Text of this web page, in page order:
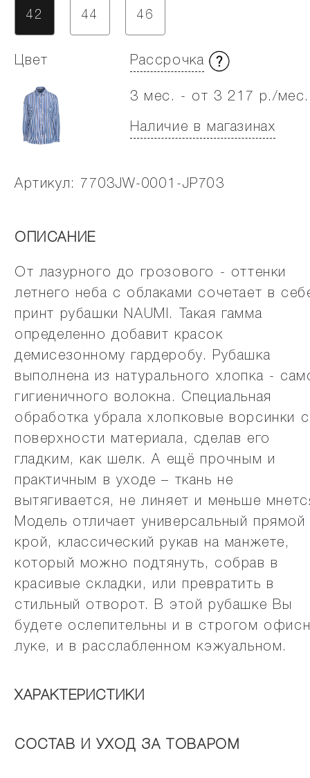
42 44 46
Цвет Рассрочка
3 мес. - от 3 217 р./мес.
Наличие в магазинах
Артикул: 7703JW-0001-JP703
ОПИСАНИЕ
От лазурного до грозового - оттенки
летнего неба с облаками сочетает в
принт рубашки NAUMI. Такая гамма
определенно добавит красок
демисезонному гардеробу. Рубашка
выполнена из натурального хлопка -
гигиеничного волокна. Специальная
обработка убрала хлопковые ворсинки с
поверхности материала, сделав его
гладким, как шелк. А ещё прочным и
практичным в уходе – ткань не
вытягивается, не линяет и меньше
Модель отличает универсальный прямой
крой, классический рукав на манжете,
который можно подтянуть, собрав в
красивые складки, или превратить в
стильный отворот. В этой рубашке Вы
будете ослепительны и в строгом
луке, и в расслабленном кэжуальном.
ХАРАКТЕРИСТИКИ
СОСТАВ И УХОД ЗА ТОВАРОМ